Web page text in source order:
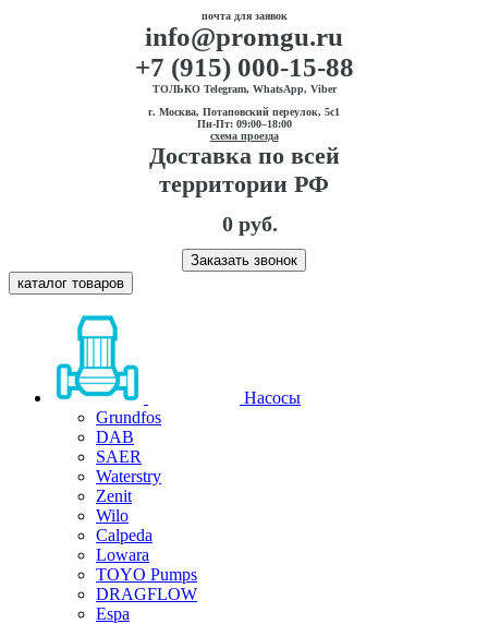
почта для заявок
info@promgu.ru
+7 (915) 000-15-88
ТОЛЬКО Telegram, WhatsApp, Viber
г. Москва, Потаповский переулок, 5с1
Пн-Пт: 09:00–18:00
схема проезда
Доставка по всей
территории РФ
0 руб.
Заказать звонок
каталог товаров
Насосы
Grundfos
DAB
SAER
Waterstry
Zenit
Wilo
Calpeda
Lowara
TOYO Pumps
DRAGFLOW
Espa